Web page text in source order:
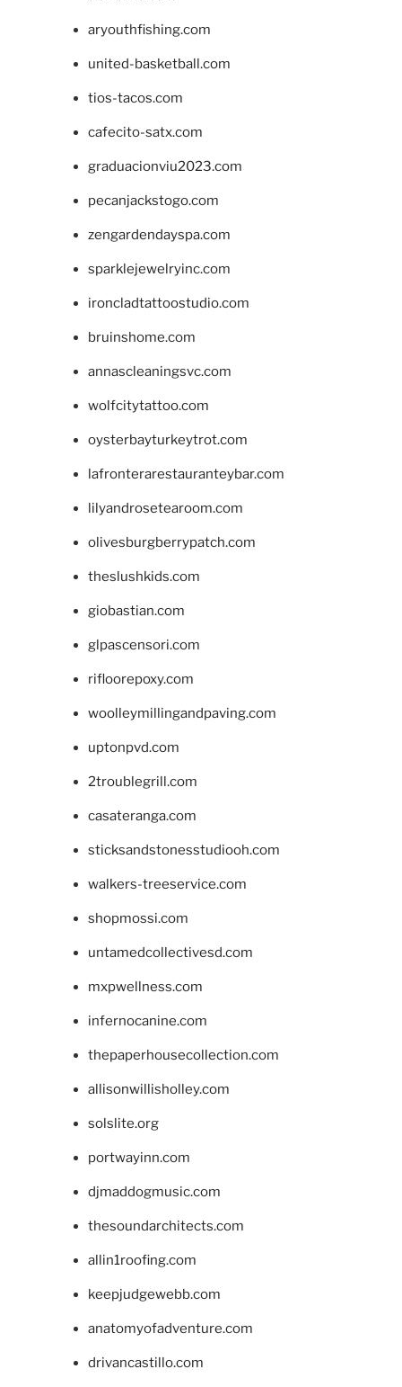
aryouthfishing.com
united-basketball.com
tios-tacos.com
cafecito-satx.com
graduacionviu2023.com
pecanjackstogo.com
zengardendayspa.com
sparklejewelryinc.com
ironcladtattoostudio.com
bruinshome.com
annascleaningsvc.com
wolfcitytattoo.com
oysterbayturkeytrot.com
lafronterarestauranteybar.com
lilyandrosetearoom.com
olivesburgberrypatch.com
theslushkids.com
giobastian.com
glpascensori.com
rifloorepoxy.com
woolleymillingandpaving.com
uptonpvd.com
2troublegrill.com
casateranga.com
sticksandstonesstudiooh.com
walkers-treeservice.com
shopmossi.com
untamedcollectivesd.com
mxpwellness.com
infernocanine.com
thepaperhousecollection.com
allisonwillisholley.com
solslite.org
portwayinn.com
djmaddogmusic.com
thesoundarchitects.com
allin1roofing.com
keepjudgewebb.com
anatomyofadventure.com
drivancastillo.com